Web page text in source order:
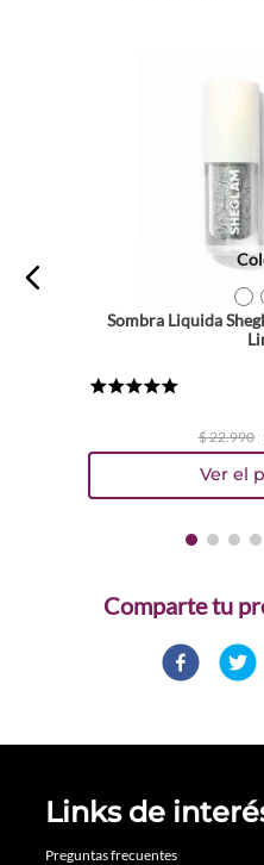
Sombra Liquida
$22.990
Comparte
Links de
Preguntas frecuentes